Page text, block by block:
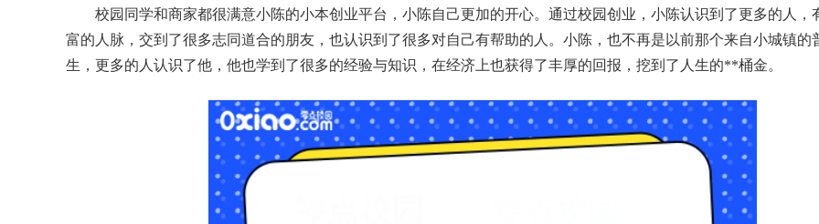
校园同学和商家都很满意小陈的小本创业平台，小陈自己更加的开心。通过校园创业，小陈认识到了更多的人，
富的人脉，交到了很多志同道合的朋友，也认识到了很多对自己有帮助的人。小陈，也不再是以前那个来自小城镇的
生，更多的人认识了他，他也学到了很多的经验与知识，在经济上也获得了丰厚的回报，挖到了人生的**桶金。